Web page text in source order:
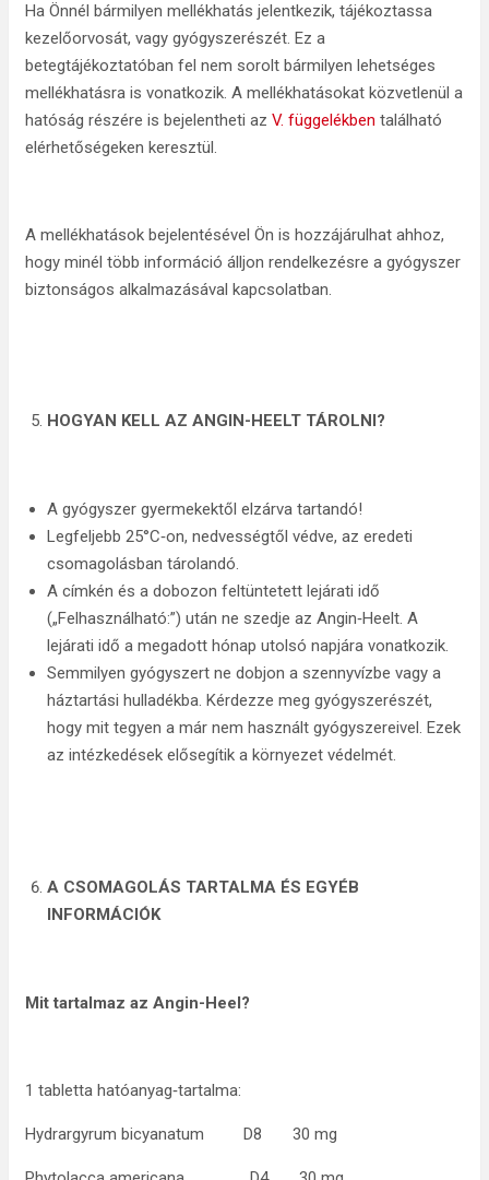
Ha Önnél bármilyen mellékhatás jelentkezik, tájékoztassa
kezelőorvosát, vagy gyógyszerészét. Ez a
betegtájékoztatóban fel nem sorolt bármilyen lehetséges
mellékhatásra is vonatkozik. A mellékhatásokat közvetlenül a
hatóság részére is bejelentheti az V. függelékben található
elérhetőségeken keresztül.
A mellékhatások bejelentésével Ön is hozzájárulhat ahhoz,
hogy minél több információ álljon rendelkezésre a gyógyszer
biztonságos alkalmazásával kapcsolatban.
HOGYAN KELL AZ ANGIN-HEELT TÁROLNI?
A gyógyszer gyermekektől elzárva tartandó!
Legfeljebb 25°C‑on, nedvességtől védve, az eredeti
csomagolásban tárolandó.
A címkén és a dobozon feltüntetett lejárati idő
(„Felhasználható:”) után ne szedje az Angin‑Heelt. A
lejárati idő a megadott hónap utolsó napjára vonatkozik.
Semmilyen gyógyszert ne dobjon a szennyvízbe vagy a
háztartási hulladékba. Kérdezze meg gyógyszerészét,
hogy mit tegyen a már nem használt gyógyszereivel. Ezek
az intézkedések elősegítik a környezet védelmét.
A CSOMAGOLÁS TARTALMA ÉS EGYÉB
INFORMÁCIÓK
Mit tartalmaz az Angin-Heel?
1 tabletta hatóanyag‑tartalma:
Hydrargyrum bicyanatum D8 30 mg